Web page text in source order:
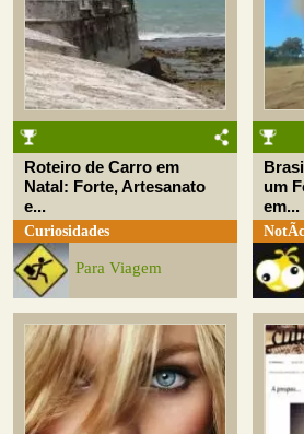
Roteiro de Carro em
Natal: Forte, Artesanato
e...
Curiosidades
Para Viagem
um
em...